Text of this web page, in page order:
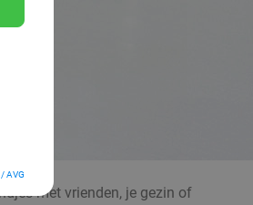
AVG
met vrienden, je gezin of